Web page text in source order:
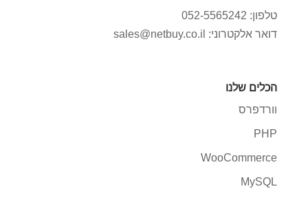
טלפון: 052-5565242
דואר אלקטרוני: sales@netbuy.co.il
הכלים שלנו
וורדפרס
PHP
WooCommerce
MySQL